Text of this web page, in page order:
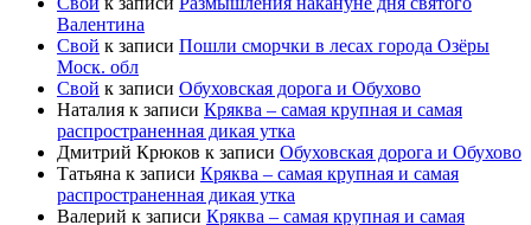
Валентина
Свой к записи Пошли сморчки в лесах города Озёры
Моск. обл
Свой к записи Обуховская дорога и Обухово
Наталия к записи Кряква – самая крупная и самая
распространенная дикая утка
Дмитрий Крюков к записи Обуховская дорога и Обухово
Татьяна к записи Кряква – самая крупная и самая
распространенная дикая утка
Валерий к записи Кряква – самая крупная и самая